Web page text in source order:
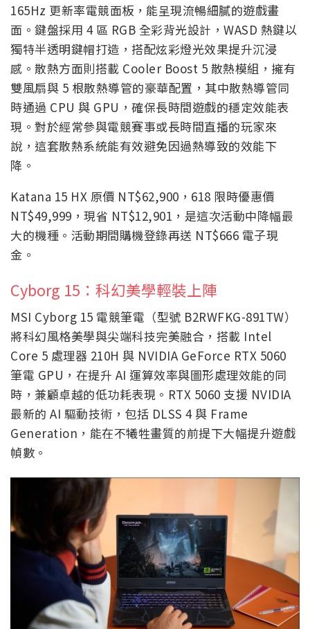
165Hz 更新率電競面板，能呈現流暢細膩的遊戲畫
面。鍵盤採用 4 區 RGB 全彩背光設計，WASD 熱鍵以
獨特半透明鍵帽打造，搭配炫彩燈光效果提升沉浸
感。散熱方面則搭載 Cooler Boost 5 散熱模組，擁有
雙風扇與 5 根散熱導管的豪華配置，其中散熱導管同
時通過 CPU 與 GPU，確保長時間遊戲的穩定效能表
現。對於經常參與電競賽事或長時間直播的玩家來
說，這套散熱系統能有效避免因過熱導致的效能下
降。
Katana 15 HX 原價 NT$62,900，618 限時優惠價
NT$49,999，現省 NT$12,901，是這次活動中降幅最
大的機種。活動期間購機登錄再送 NT$666 電子現
金。
Cyborg 15：科幻美學輕裝上陣
MSI Cyborg 15 電競筆電（型號 B2RWFKG-891TW）
將科幻風格美學與尖端科技完美融合，搭載 Intel
Core 5 處理器 210H 與 NVIDIA GeForce RTX 5060
筆電 GPU，在提升 AI 運算效率與圖形處理效能的同
時，兼顧卓越的低功耗表現。RTX 5060 支援 NVIDIA
最新的 AI 驅動技術，包括 DLSS 4 與 Frame
Generation，能在不犧牲畫質的前提下大幅提升遊戲
幀數。